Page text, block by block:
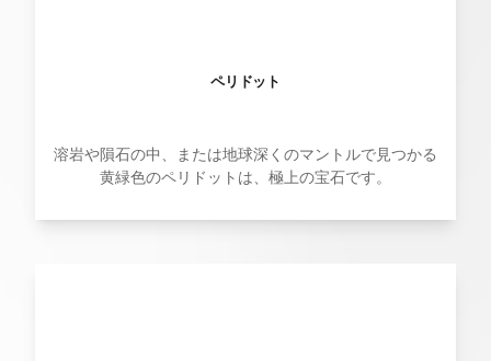
ペリドット
溶岩や隕石の中、または地球深くのマントルで見つかる
黄緑色のペリドットは、極上の宝石です。